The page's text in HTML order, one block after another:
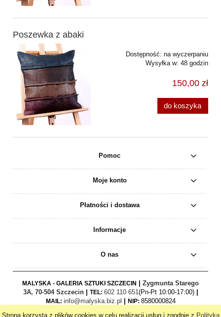
Strona korzysta z plików cookies w celu realizacji usług i zgodnie z Polityką
Poszewka z abaki
Dostępność: na wyczerpaniu
Wysyłka w: 48 godzin
150,00 zł
do koszyka
Pomoc
Moje konto
Płatności i dostawa
Informacje
O nas
MALYSKA - GALERIA SZTUKI SZCZECIN
Zygmunta Starego
3A, 70-504 Szczecin
TEL: 602 110 651(Pn-Pt 10:00-17:00)|
MAIL: info@malyska.biz.pl NIP: 8580000824